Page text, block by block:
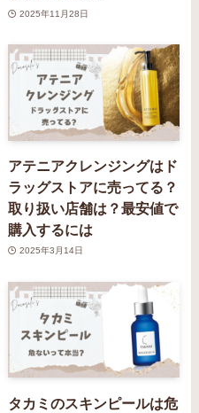
2025年11月28日
アテニアクレンジングはド
ラッグストアに売ってる？
取り扱い店舗は？最安値で
購入するには
2025年3月14日
タカミのスキンピールは危